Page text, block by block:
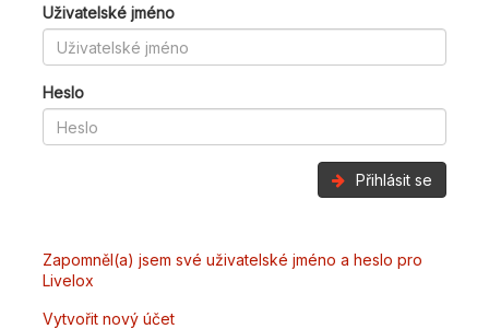
Uživatelské jméno
Heslo
Přihlásit se
Zapomněl(a) jsem své uživatelské jméno a heslo pro
Livelox
Vytvořit nový účet